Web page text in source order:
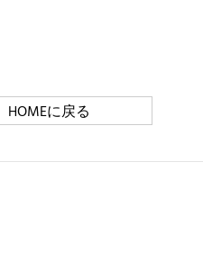
HOMEに戻る